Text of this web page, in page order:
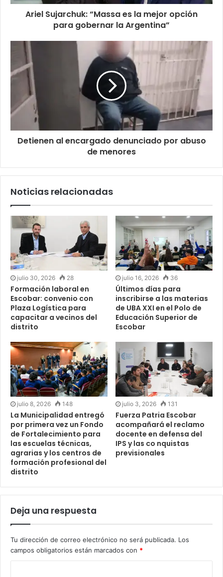
Ariel Sujarchuk: “Massa es la mejor opción
para gobernar la Argentina”
Detienen al encargado denunciado por abuso
de menores
Noticias relacionadas
julio 30, 2026 28
Formación laboral en
Escobar: convenio con
Plaza Logística para
capacitar a vecinos del
distrito
julio 16, 2026 36
Últimos días para
inscribirse a las materias
de UBA XXI en el Polo de
Educación Superior de
Escobar
julio 8, 2026 148
La Municipalidad entregó
por primera vez un Fondo
de Fortalecimiento para
las escuelas técnicas,
agrarias y los centros de
formación profesional del
distrito
julio 3, 2026 131
Fuerza Patria Escobar
acompañará el reclamo
docente en defensa del
IPS y las co nquistas
previsionales
Deja una respuesta
Tu dirección de correo electrónico no será publicada. Los
campos obligatorios están marcados con *